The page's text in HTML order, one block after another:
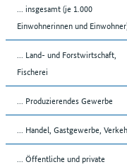
... insgesamt (je 1.000
Einwohnerinnen und
... Land- und Forstwirtschaft,
Fischerei
... Produzierendes Gewerbe
... Handel, Gastgewerbe,
... Öffentliche und private